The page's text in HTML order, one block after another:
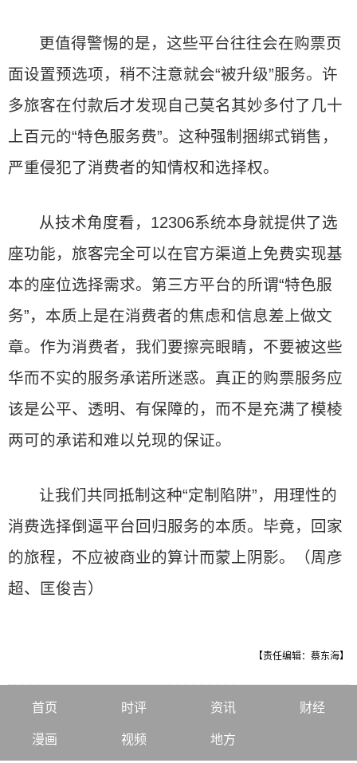
更值得警惕的是，这些平台往往会在购票页
面设置预选项，稍不注意就会“被升级”服务。许
多旅客在付款后才发现自己莫名其妙多付了几十
上百元的“特色服务费”。这种强制捆绑式销售，
严重侵犯了消费者的知情权和选择权。
从技术角度看，12306系统本身就提供了选
座功能，旅客完全可以在官方渠道上免费实现基
本的座位选择需求。第三方平台的所谓“特色服
务”，本质上是在消费者的焦虑和信息差上做文
章。作为消费者，我们要擦亮眼睛，不要被这些
华而不实的服务承诺所迷惑。真正的购票服务应
该是公平、透明、有保障的，而不是充满了模棱
两可的承诺和难以兑现的保证。
让我们共同抵制这种“定制陷阱”，用理性的
消费选择倒逼平台回归服务的本质。毕竟，回家
的旅程，不应被商业的算计而蒙上阴影。（周彦
超、匡俊吉）
【责任编辑：蔡东海】
首页 时评 资讯 财经
漫画 视频 地方